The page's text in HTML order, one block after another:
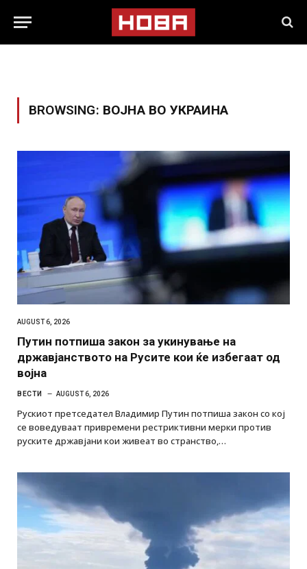
BROWSING: ВОЈНА ВО УКРАИНА
AUGUST 6, 2026
Путин потпиша закон за укинување на
државјанството на Русите кои ќе избегаат од
војна
ВЕСТИ AUGUST 6, 2026
Рускиот претседател Владимир Путин потпиша закон со кој
се воведуваат привремени рестриктивни мерки против
руските државјани кои живеат во странство,…